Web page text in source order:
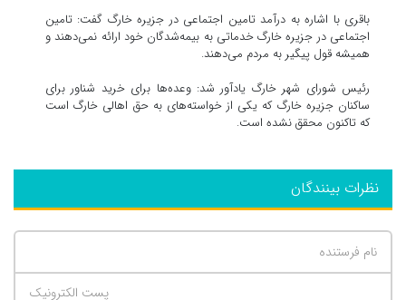
باقری با اشاره به درآمد تامین اجتماعی در جزیره خارگ گفت: تامین
اجتماعی در جزیره خارگ خدماتی به بیمه‌شدگان خود ارائه نمی‌دهند و
همیشه قول پیگیر به مردم می‌دهند.
رئیس شورای شهر خارگ یادآور شد: وعده‌ها برای خرید شناور برای
ساکنان جزیره خارگ که یکی از خواسته‌های به حق اهالی خارگ است
که تاکنون محقق نشده است.
نظرات بینندگان